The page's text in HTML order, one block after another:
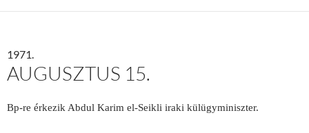
1971.
AUGUSZTUS 15.
Bp-re érkezik Abdul Karim el-Seikli iraki külügyminiszter.